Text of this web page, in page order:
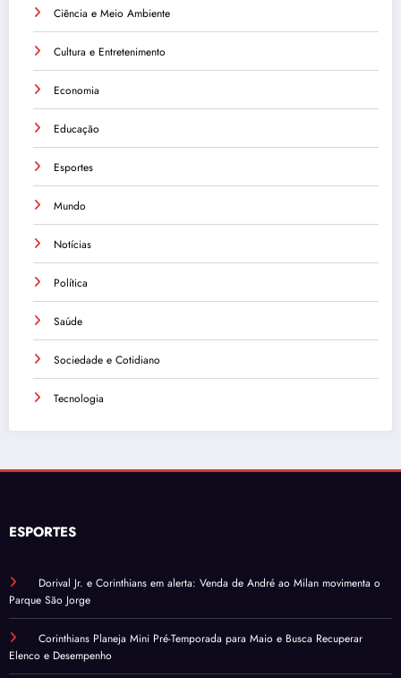
Ciência e Meio Ambiente
Cultura e Entretenimento
Economia
Educação
Esportes
Mundo
Notícias
Política
Saúde
Sociedade e Cotidiano
Tecnologia
ESPORTES
Dorival Jr. e Corinthians em alerta: Venda de André ao Milan movimenta o
Parque São Jorge
Corinthians Planeja Mini Pré-Temporada para Maio e Busca Recuperar
Elenco e Desempenho